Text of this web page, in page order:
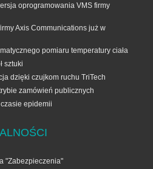
oprogramowania VMS firmy
Axis Communications już w
pomiaru temperatury ciała
sztuki
dzięki czujkom ruchu TriTech
zamówień publicznych
epidemii
"Zabezpieczenia"